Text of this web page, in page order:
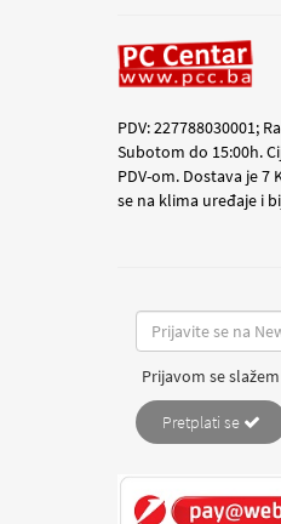
PDV: 227788030001;
Subotom do 15:00h.
PDV-om. Dostava je 7
se na klima uređaje i
Prijavom se
Pretplati se